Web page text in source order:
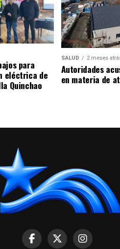
para
eléctrica de
Quinchao
SALUD 2 meses
Autoridades
en materia de